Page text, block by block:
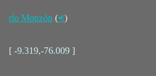
río Monzón (⪪)
[ -9.319,-76.009 ]